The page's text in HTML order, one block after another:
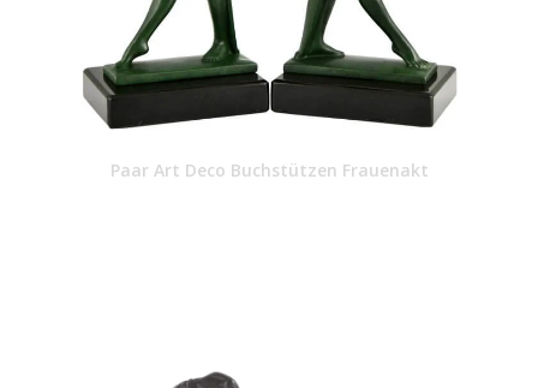
Paar Art Deco Buchstützen Frauenakt